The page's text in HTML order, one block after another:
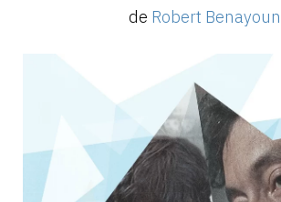
de Robert Benayoun